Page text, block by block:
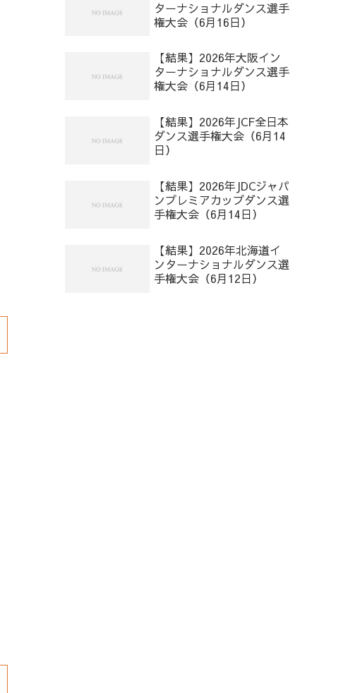
ターナショナルダンス選手
権大会（6月16日）
【結果】2026年大阪イン
ターナショナルダンス選手
権大会（6月14日）
【結果】2026年JCF全日本
ダンス選手権大会（6月14
日）
【結果】2026年JDCジャパ
ンプレミアカップダンス選
手権大会（6月14日）
【結果】2026年北海道イ
ンターナショナルダンス選
手権大会（6月12日）